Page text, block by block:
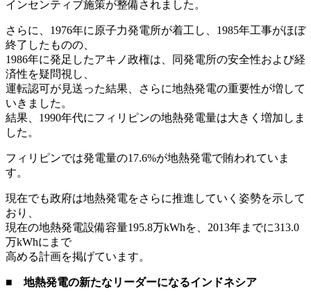
インセンティブ施策が整備されました。
さらに、1976年に原子力発電所が着工し、1985年工事がほぼ
終了したものの、
1986年に発足したアキノ政権は、同発電所の安全性および経
済性を疑問視し、
運転認可が見送った結果、さらに地熱発電の重要性が増して
いきました。
結果、1990年代にフィリピンの地熱発電量は大きく増加しま
した。
フィリピンでは発電量の17.6%が地熱発電で賄われていま
す。
現在でも政府は地熱発電をさらに推進していく姿勢を示して
おり、
現在の地熱発電設備容量195.8万kWhを、2013年までに313.0
万kWhにまで
高める計画を掲げています。
■ 地熱発電の新たなリーダーになるインドネシア